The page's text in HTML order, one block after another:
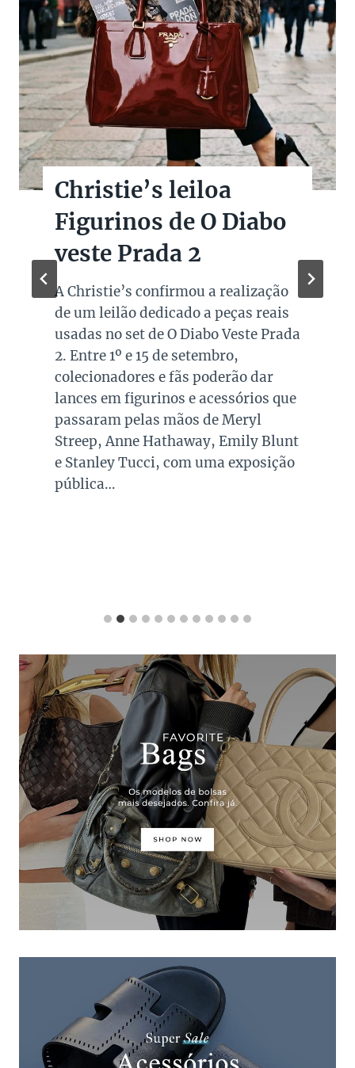
Christie’s leiloa
Figurinos de O Diabo
veste Prada 2
A Christie’s confirmou a realização
de um leilão dedicado a peças reais
usadas no set de O Diabo Veste Prada
2. Entre 1º e 15 de setembro,
colecionadores e fãs poderão dar
lances em figurinos e acessórios que
passaram pelas mãos de Meryl
Streep, Anne Hathaway, Emily Blunt
e Stanley Tucci, com uma exposição
pública…